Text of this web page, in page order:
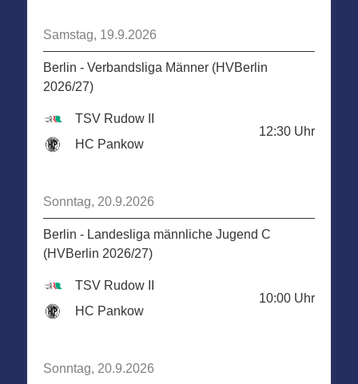
Samstag, 19.9.2026
Berlin - Verbandsliga Männer (HVBerlin
2026/27)
TSV Rudow II
HC Pankow
12:30 Uhr
Sonntag, 20.9.2026
Berlin - Landesliga männliche Jugend C
(HVBerlin 2026/27)
TSV Rudow II
HC Pankow
10:00 Uhr
Sonntag, 20.9.2026